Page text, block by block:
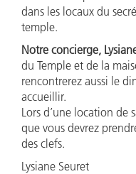
dans les locaux du
temple.
Notre concierge,
du Temple et de la
rencontrerez aussi le
accueillir.
Lors d’une location de
que vous devrez
des clefs.
Lysiane Seuret